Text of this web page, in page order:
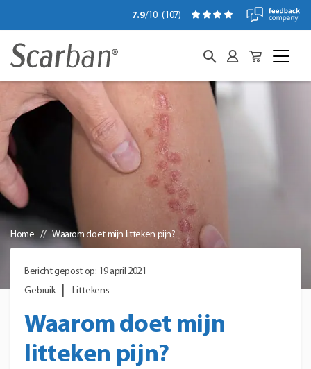
7.9/10 (107)
Home Waarom doet mijn litteken pijn?
Bericht gepost op: 19 april 2021
Gebruik
Littekens
Waarom doet mijn
litteken pijn?